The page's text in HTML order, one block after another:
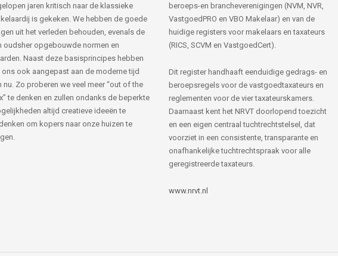
jaren kritisch naar de klassieke
is gekeken. We hebben de goede
uit het verleden behouden, evenals de
oudsher opgebouwde normen en
Naast deze basisprincipes hebben
ons ook aangepast aan de moderne tijd
nu. Zo proberen we veel meer “out of the
te denken en zullen ondanks de beperkte
altijd creatieve ideeën te
om kopers naar onze huizen te
beroeps-en brancheverenigingen (NVM, NVR,
VastgoedPRO en VBO Makelaar) en van de
huidige registers voor makelaars en taxateurs
(RICS, SCVM en VastgoedCert).
Dit register handhaaft eenduidige gedrags- en
beroepsregels voor de vastgoedtaxateurs en
reglementen voor de vier taxateurskamers.
Daarnaast kent het NRVT doorlopend toezicht
en een eigen centraal tuchtrechtstelsel, dat
voorziet in een consistente, transparante en
onafhankelijke tuchtrechtspraak voor alle
geregistreerde taxateurs.
www.nrvt.nl